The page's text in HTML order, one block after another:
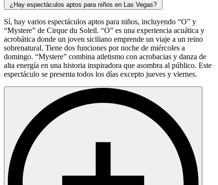
¿Hay espectáculos aptos para niños en Las Vegas?
Sí, hay varios espectáculos aptos para niños, incluyendo “O” y
“Mystere” de Cirque du Soleil. “O” es una experiencia acuática y
acrobática donde un joven siciliano emprende un viaje a un reino
sobrenatural. Tiene dos funciones por noche de miércoles a
domingo. “Mystere” combina atletismo con acrobacias y danza de
alta energía en una historia inspiradora que asombra al público. Este
espectáculo se presenta todos los días excepto jueves y viernes.